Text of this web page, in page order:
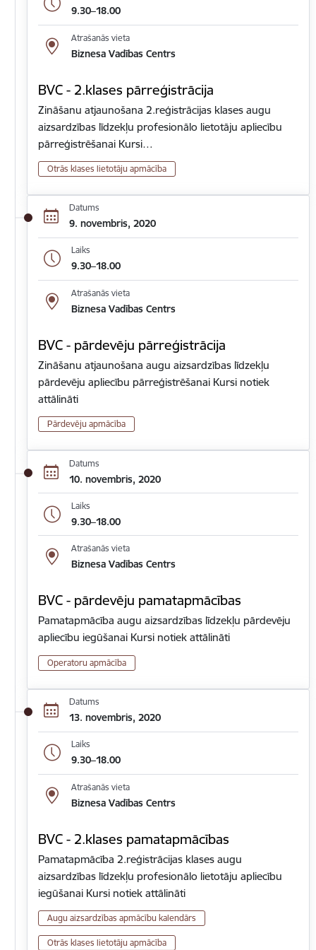
9.30–18.00
Atrašanās vieta
Biznesa Vadības Centrs
BVC - 2.klases pārreģistrācija
Zināšanu atjaunošana 2.reģistrācijas klases augu
aizsardzības līdzekļu profesionālo lietotāju apliecību
pārreģistrēšanai Kursi…
Otrās klases lietotāju apmācība
Datums
9. novembris, 2020
Laiks
9.30–18.00
Atrašanās vieta
Biznesa Vadības Centrs
BVC - pārdevēju pārreģistrācija
Zināšanu atjaunošana augu aizsardzības līdzekļu
pārdevēju apliecību pārreģistrēšanai Kursi notiek
attālināti
Pārdevēju apmācība
Datums
10. novembris, 2020
Laiks
9.30–18.00
Atrašanās vieta
Biznesa Vadības Centrs
BVC - pārdevēju pamatapmācības
Pamatapmācība augu aizsardzības līdzekļu pārdevēju
apliecību iegūšanai Kursi notiek attālināti
Operatoru apmācība
Datums
13. novembris, 2020
Laiks
9.30–18.00
Atrašanās vieta
Biznesa Vadības Centrs
BVC - 2.klases pamatapmācības
Pamatapmācība 2.reģistrācijas klases augu
aizsardzības līdzekļu profesionālo lietotāju apliecību
iegūšanai Kursi notiek attālināti
Augu aizsardzības apmācību kalendārs
Otrās klases lietotāju apmācība